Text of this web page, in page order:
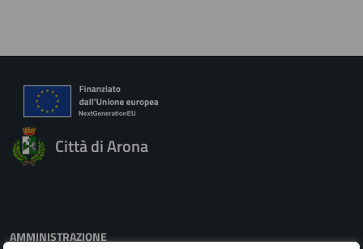
Città di Arona
AMMINISTRAZIONE